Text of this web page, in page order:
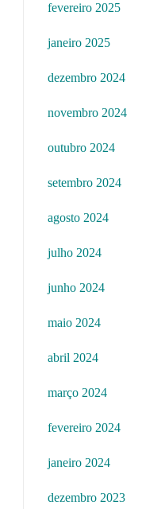
fevereiro 2025
janeiro 2025
dezembro 2024
novembro 2024
outubro 2024
setembro 2024
agosto 2024
julho 2024
junho 2024
maio 2024
abril 2024
março 2024
fevereiro 2024
janeiro 2024
dezembro 2023